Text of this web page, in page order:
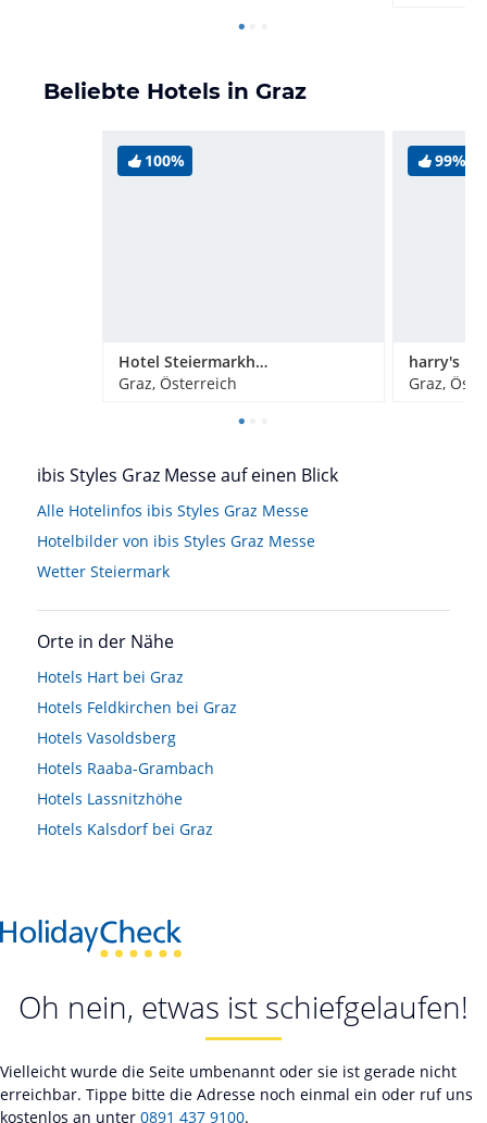
Beliebte Hotels in Graz
100%
Hotel Steiermarkhof Graz
Graz, Österreich
99%
Graz,
ibis Styles Graz Messe auf einen Blick
Alle Hotelinfos ibis Styles Graz Messe
Hotelbilder von ibis Styles Graz Messe
Wetter Steiermark
Orte in der Nähe
Hotels Hart bei Graz
Hotels Feldkirchen bei Graz
Hotels Vasoldsberg
Hotels Raaba-Grambach
Hotels Lassnitzhöhe
Hotels Kalsdorf bei Graz
Oh nein, etwas ist schiefgelaufen!
Vielleicht wurde die Seite umbenannt oder sie ist gerade nicht
erreichbar. Tippe bitte die Adresse noch einmal ein oder ruf uns
kostenlos an unter 0891 437 9100.